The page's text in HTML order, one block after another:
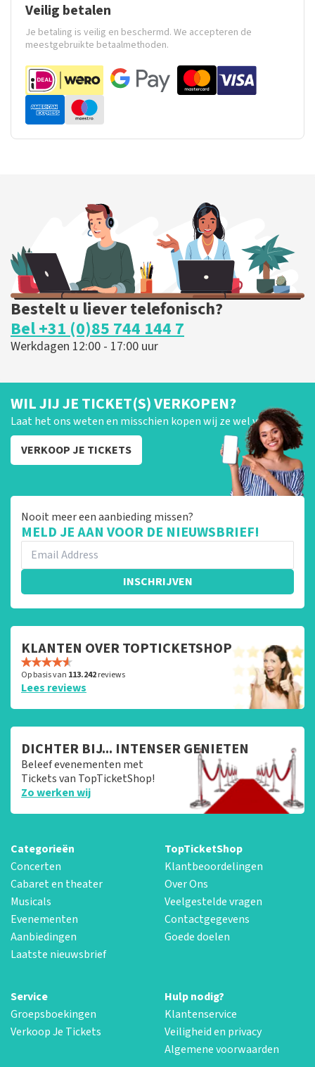
Veilig betalen
Je betaling is veilig en beschermd. We accepteren de
meestgebruikte betaalmethoden.
Bestelt u liever telefonisch?
Bel +31 (0)85 744 144 7
Werkdagen 12:00 - 17:00 uur
WIL JIJ JE TICKET(S) VERKOPEN?
Laat het ons weten en misschien kopen wij ze wel van je!
VERKOOP JE TICKETS
Nooit meer een aanbieding missen?
MELD JE AAN VOOR DE NIEUWSBRIEF!
INSCHRIJVEN
KLANTEN OVER TOPTICKETSHOP
Op basis van 113.242reviews
Lees reviews
DICHTER BIJ... INTENSER GENIETEN
Beleef evenementen met
Tickets van TopTicketShop!
Zo werken wij
Categorieën
Concerten
Cabaret en theater
Musicals
Evenementen
Aanbiedingen
Laatste nieuwsbrief
TopTicketShop
Klantbeoordelingen
Over Ons
Veelgestelde vragen
Contactgegevens
Goede doelen
Service
Groepsboekingen
Verkoop Je Tickets
Hulp nodig?
Klantenservice
Veiligheid en privacy
Algemene voorwaarden